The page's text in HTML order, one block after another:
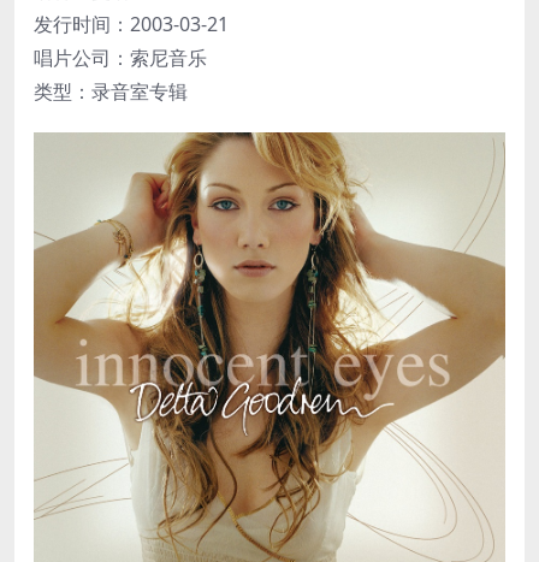
发行时间：2003-03-21
唱片公司：索尼音乐
类型：录音室专辑